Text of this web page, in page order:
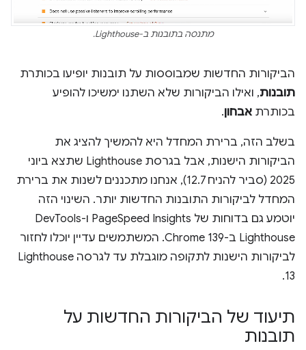
מתנסה בתובנות ב-Lighthouse.
הביקורות החדשות שמבוססות על תובנות יופיעו בכותרת
תובנות, ואילו הביקורות שלא השתנו ימשיכו להופיע
בכותרת אבחון.
בשלב הזה, ברירת המחדל היא להמשיך להציג את
הביקורות הישנות, אבל בגרסת Lighthouse שתצא ביוני
2025 (סביר להניח 12.7), אנחנו מתכננים לשנות את ברירת
המחדל לביקורות התובנות החדשות יותר. השינוי הזה
יוטמע גם בדוחות של PageSpeed Insights ו-DevTools
Lighthouse ב-Chrome 139. המשתמשים עדיין יוכלו לחזור
לביקורות הישנות לתקופה מוגבלת עד לגרסה Lighthouse
13.
תיעוד של הביקורות החדשות על
תובנות